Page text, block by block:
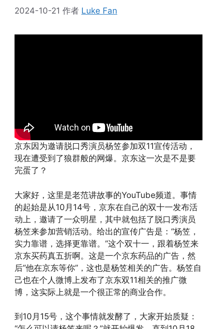
2024-10-21 作者 Luke Fan
京东因为邀请脱口秀演员杨笠参加双11宣传活动，
现在遭受到了狼群般的网爆。京东这一次是不是要
完蛋了？
大家好，这里是老范讲故事的YouTube频道。事情
的起始是从10月14号，京东在自己的双十一发布活
动上，邀请了一众明星，其中就包括了脱口秀演员
杨笠来参加营销活动。给出的宣传广告是：“杨笠，
实力靠谱，选择更靠谱。”这个双十一，跟着杨笠来
京东买药真五折啊。这是一个京东药品的广告，然
后“他在京东等你”，这也是杨笠相关的广告。杨笠自
己也在个人微博上发布了京东双11相关的推广微
博，这实际上就是一个很正常的商业合作。
到10月15号，这个事情就发酵了，大家开始质疑：